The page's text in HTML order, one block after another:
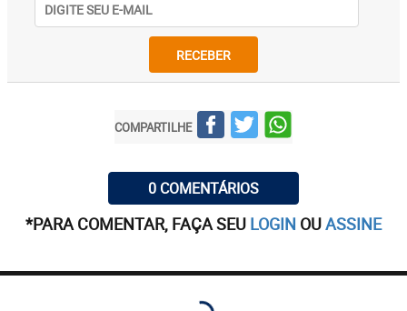
RECEBER
COMPARTILHE
0 COMENTÁRIOS
*PARA COMENTAR, FAÇA SEU LOGIN OUASSINE